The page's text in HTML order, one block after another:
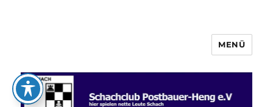
Schachclub Postbauer-Heng e.V.
MENÜ